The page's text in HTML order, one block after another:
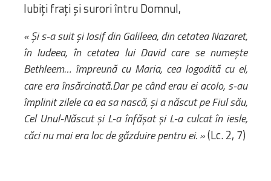
Iubiți frați și surori întru Domnul,
« Și s-a suit și Iosif din Galileea, din cetatea Nazaret,
în Iudeea, în cetatea lui David care se numește
Bethleem… împreună cu Maria, cea logodită cu el,
care era însărcinată.Dar pe când erau ei acolo, s-au
împlinit zilele ca ea sa nască, și a născut pe Fiul său,
Cel Unul-Născut și L-a înfășat și L-a culcat în iesle,
căci nu mai era loc de găzduire pentru ei. »(Lc. 2, 7)